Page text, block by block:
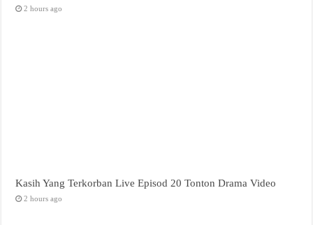
2 hours ago
Kasih Yang Terkorban Live Episod 20 Tonton Drama Video
2 hours ago